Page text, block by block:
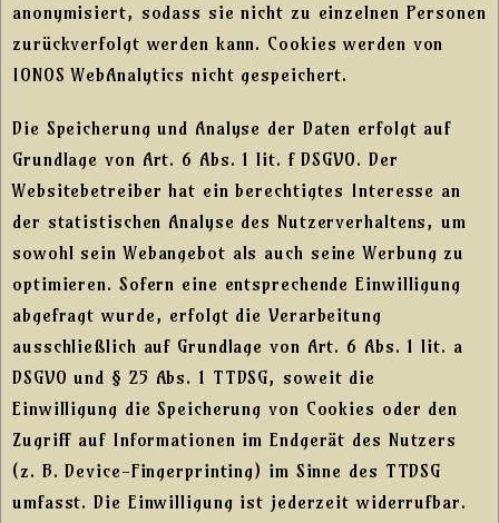
anonymisiert, sodass sie nicht zu einzelnen Personen
zurückverfolgt werden kann. Cookies werden von
IONOS WebAnalytics nicht gespeichert.
Die Speicherung und Analyse der Daten erfolgt auf
Grundlage von Art. 6 Abs. 1 lit. f DSGVO. Der
Websitebetreiber hat ein berechtigtes Interesse an
der statistischen Analyse des Nutzerverhaltens, um
sowohl sein Webangebot als auch seine Werbung zu
optimieren. Sofern eine entsprechende Einwilligung
abgefragt wurde, erfolgt die Verarbeitung
ausschließlich auf Grundlage von Art. 6 Abs. 1 lit. a
DSGVO und § 25 Abs. 1 TTDSG, soweit die
Einwilligung die Speicherung von Cookies oder den
Zugriff auf Informationen im Endgerät des Nutzers
(z. B. Device-Fingerprinting) im Sinne des TTDSG
umfasst. Die Einwilligung ist jederzeit widerrufbar.